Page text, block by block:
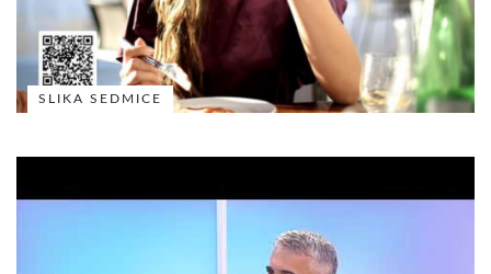
SLIKA SEDMICE